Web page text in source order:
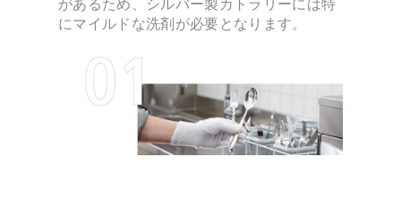
にマイルドな洗剤が必要となります。